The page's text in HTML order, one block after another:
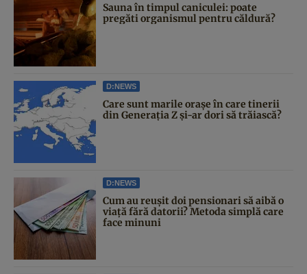
Sauna în timpul caniculei: poate
pregăti organismul pentru căldură?
D:NEWS
Care sunt marile orașe în care tinerii
din Generația Z și-ar dori să trăiască?
D:NEWS
Cum au reușit doi pensionari să aibă o
viață fără datorii? Metoda simplă care
face minuni